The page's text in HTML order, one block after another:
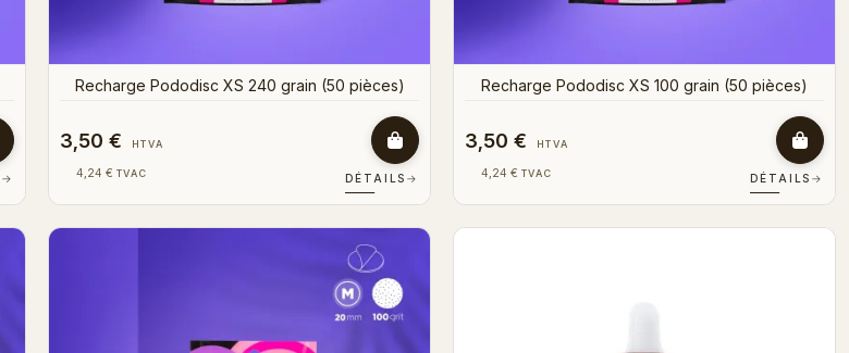
→
Recharge Pododisc XS 240 grain (50 pièces)
3,50 € HTVA
4,24 € TVAC DÉTAILS →
Recharge Pododisc XS 100 grain (50 pièces)
3,50 € HTVA
4,24 € TVAC DÉTAILS →